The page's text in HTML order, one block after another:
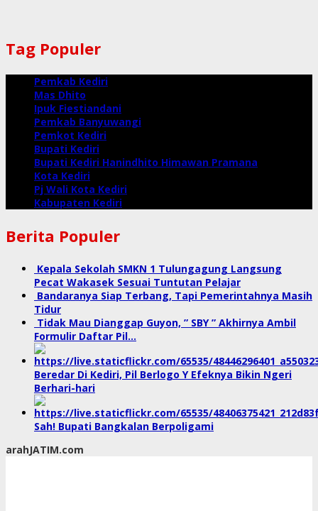
Tag Populer
Pemkab Kediri
Mas Dhito
Ipuk Fiestiandani
Pemkab Banyuwangi
Pemkot Kediri
Bupati Kediri
Bupati Kediri Hanindhito Himawan Pramana
Kota Kediri
Pj Wali Kota Kediri
Kabupaten Kediri
Berita Populer
Kepala Sekolah SMKN 1 Tulungagung Langsung
Pecat Wakasek Sesuai Tuntutan Pelajar
Bandaranya Siap Terbang, Tapi Pemerintahnya Masih
Tidur
Tidak Mau Dianggap Guyon, ” SBY ” Akhirnya Ambil
Formulir Daftar Pil…
Beredar Di Kediri, Pil Berlogo Y Efeknya Bikin Ngeri
Berhari-hari
Sah! Bupati Bangkalan Berpoligami
arahJATIM.com